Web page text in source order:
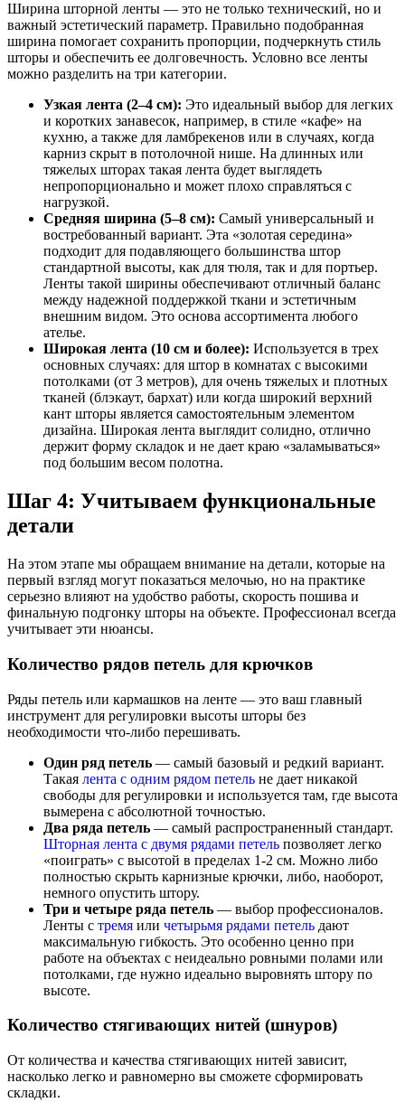
Ширина шторной ленты — это не только технический, но и
важный эстетический параметр. Правильно подобранная
ширина помогает сохранить пропорции, подчеркнуть стиль
шторы и обеспечить ее долговечность. Условно все ленты
можно разделить на три категории.
Узкая лента (2–4 см): Это идеальный выбор для легких
и коротких занавесок, например, в стиле «кафе» на
кухню, а также для ламбрекенов или в случаях, когда
карниз скрыт в потолочной нише. На длинных или
тяжелых шторах такая лента будет выглядеть
непропорционально и может плохо справляться с
нагрузкой.
Средняя ширина (5–8 см): Самый универсальный и
востребованный вариант. Эта «золотая середина»
подходит для подавляющего большинства штор
стандартной высоты, как для тюля, так и для портьер.
Ленты такой ширины обеспечивают отличный баланс
между надежной поддержкой ткани и эстетичным
внешним видом. Это основа ассортимента любого
ателье.
Широкая лента (10 см и более): Используется в трех
основных случаях: для штор в комнатах с высокими
потолками (от 3 метров), для очень тяжелых и плотных
тканей (блэкаут, бархат) или когда широкий верхний
кант шторы является самостоятельным элементом
дизайна. Широкая лента выглядит солидно, отлично
держит форму складок и не дает краю «заламываться»
под большим весом полотна.
Шаг 4: Учитываем функциональные
детали
На этом этапе мы обращаем внимание на детали, которые на
первый взгляд могут показаться мелочью, но на практике
серьезно влияют на удобство работы, скорость пошива и
финальную подгонку шторы на объекте. Профессионал всегда
учитывает эти нюансы.
Количество рядов петель для крючков
Ряды петель или кармашков на ленте — это ваш главный
инструмент для регулировки высоты шторы без
необходимости что-либо перешивать.
Один ряд петель — самый базовый и редкий вариант.
Такая лента с одним рядом петель не дает никакой
свободы для регулировки и используется там, где высота
вымерена с абсолютной точностью.
Два ряда петель — самый распространенный стандарт.
Шторная лента с двумя рядами петель позволяет легко
«поиграть» с высотой в пределах 1-2 см. Можно либо
полностью скрыть карнизные крючки, либо, наоборот,
немного опустить штору.
Три и четыре ряда петель — выбор профессионалов.
Ленты с тремя или четырьмя рядами петель дают
максимальную гибкость. Это особенно ценно при
работе на объектах с неидеально ровными полами или
потолками, где нужно идеально выровнять штору по
высоте.
Количество стягивающих нитей (шнуров)
От количества и качества стягивающих нитей зависит,
насколько легко и равномерно вы сможете сформировать
складки.